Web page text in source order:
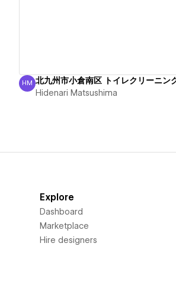
Hidenari Matsushima
HM
Hidenari Matsushima
Explore
Dashboard
Marketplace
Hire designers